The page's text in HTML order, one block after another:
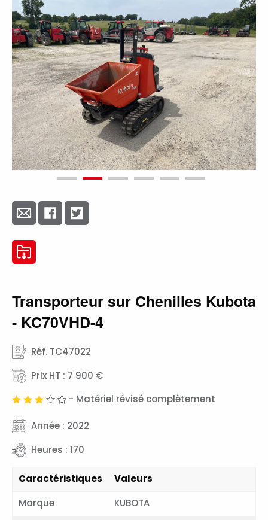
Transporteur sur Chenilles Kubota
- KC70VHD-4
Réf. TC47022
Prix HT : 7 900 €
- Matériel révisé complètement
Année : 2022
Heures : 170
Caractéristiques
Valeurs
Marque
KUBOTA